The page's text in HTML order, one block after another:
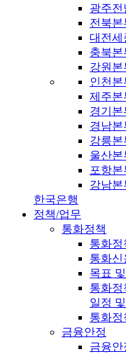
광주전
전북본
대전세
충북본
강원본
인천본
제주본
경기본
경남본
강릉본
울산본
포항본
강남본
한국은행
정책/업무
통화정책
통화정
통화신
목표
통화정
일정
통화
금융안정
금융안